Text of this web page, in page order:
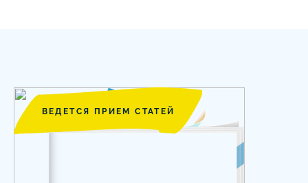
ВЕДЕТСЯ ПРИЕМ СТАТЕЙ